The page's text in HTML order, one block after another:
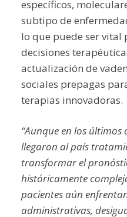
específicos,
subtipo de
lo que puede ser vital
decisiones
actualización de
sociales prepagas
terapias innovadoras.
“Aunque en los
llegaron al país
transformar el
históricamente
pacientes aún
administrativas,